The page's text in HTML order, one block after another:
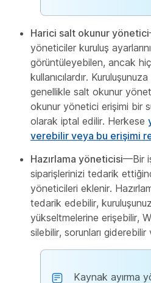
Harici salt okunur yönetici
yöneticiler kuruluş
görüntüleyebilen, ancak
kullanıcılardır.
genellikle salt okunur
okunur yönetici erişimi bir
olarak iptal edilir. Herkese
verebilir veya bu erişimi
Hazırlama yöneticisi—Bir
siparişlerinizi tedarik
yöneticileri eklenir.
tedarik edebilir,
yükseltmelerine erişebilir,
silebilir, sorunları
Kaynak ayırma